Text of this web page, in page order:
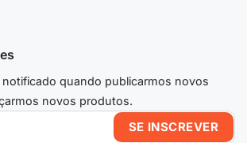
notificado quando publicarmos novos
novos produtos.